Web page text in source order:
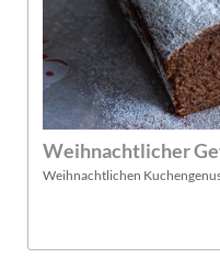
Weihnachtlicher
Weihnachtlichen